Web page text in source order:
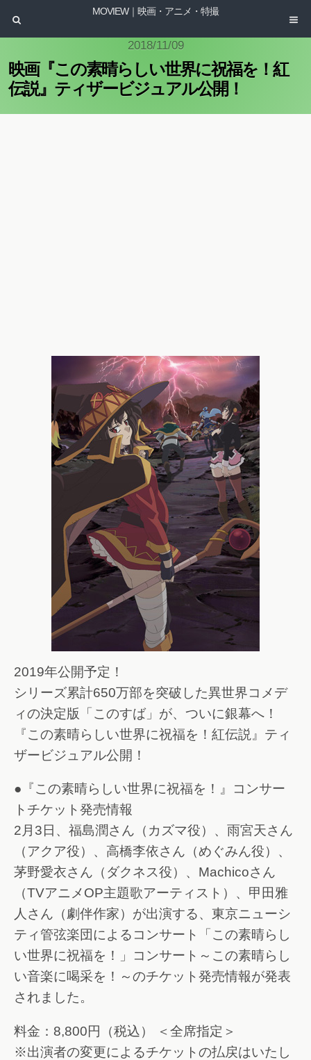
MOVIEW｜映画・アニメ・特撮
2018/11/09
映画『この素晴らしい世界に祝福を！紅
伝説』ティザービジュアル公開！
2019年公開予定！
シリーズ累計650万部を突破した異世界コメデ
ィの決定版「このすば」が、ついに銀幕へ！
『この素晴らしい世界に祝福を！紅伝説』ティ
ザービジュアル公開！
●『この素晴らしい世界に祝福を！』コンサー
トチケット発売情報
2月3日、福島潤さん（カズマ役）、雨宮天さん
（アクア役）、高橋李依さん（めぐみん役）、
茅野愛衣さん（ダクネス役）、Machicoさん
（TVアニメOP主題歌アーティスト）、甲田雅
人さん（劇伴作家）が出演する、東京ニューシ
ティ管弦楽団によるコンサート「この素晴らし
い世界に祝福を！」コンサート～この素晴らし
い音楽に喝采を！～のチケット発売情報が発表
されました。
料金：8,800円（税込） ＜全席指定＞
※出演者の変更によるチケットの払戻はいたし